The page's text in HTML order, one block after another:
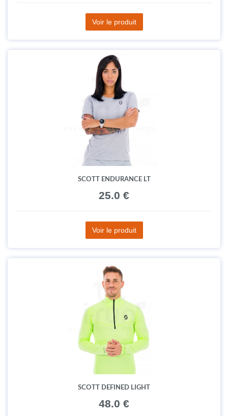
Voir le produit
SCOTT ENDURANCE LT
25.0 €
Voir le produit
SCOTT DEFINED LIGHT
48.0 €